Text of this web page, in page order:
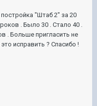
"Штаб 2" за 20
. Было 30 . Стало 40 .
. Больше пригласить не
исправить ? Спасибо !